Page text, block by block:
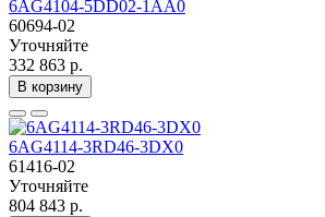
6AG4104-5DD02-1AA0
60694-02
Уточняйте
332 863 р.
В корзину
6AG4114-3RD46-3DX0
61416-02
Уточняйте
804 843 р.